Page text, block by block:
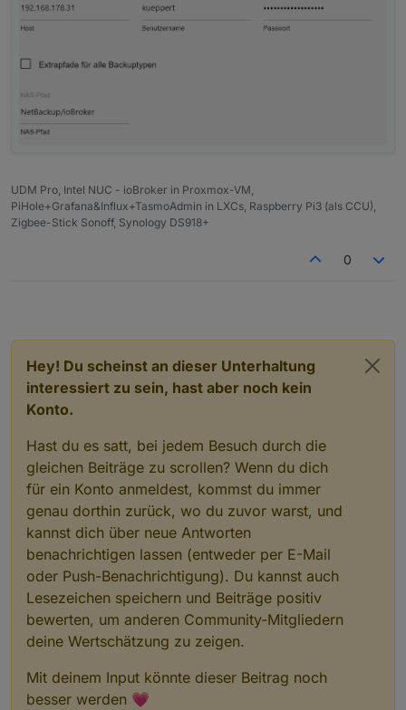
UDM Pro, Intel NUC - ioBroker in Proxmox-VM,
PiHole+Grafana&Influx+TasmoAdmin in LXCs, Raspberry Pi3 (als CCU),
Zigbee-Stick Sonoff, Synology DS918+
0
Hey! Du scheinst an dieser Unterhaltung
interessiert zu sein, hast aber noch kein
Konto.
Hast du es satt, bei jedem Besuch durch die
gleichen Beiträge zu scrollen? Wenn du dich
für ein Konto anmeldest, kommst du immer
genau dorthin zurück, wo du zuvor warst, und
kannst dich über neue Antworten
benachrichtigen lassen (entweder per E-Mail
oder Push-Benachrichtigung). Du kannst auch
Lesezeichen speichern und Beiträge positiv
bewerten, um anderen Community-Mitgliedern
deine Wertschätzung zu zeigen.
Mit deinem Input könnte dieser Beitrag noch
besser werden 💗